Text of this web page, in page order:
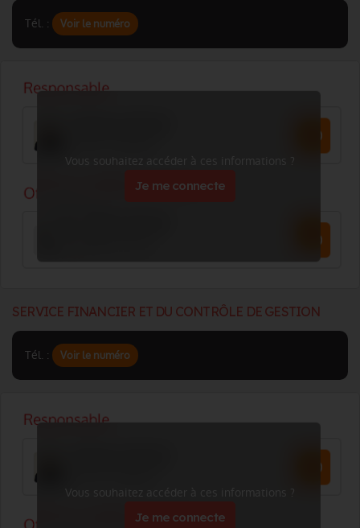
Tél. : Voir le numéro
Vous souhaitez accéder à ces informations ?
Je me connecte
SERVICE FINANCIER ET DU CONTRÔLE DE GESTION
Tél. : Voir le numéro
Vous souhaitez accéder à ces informations ?
Je me connecte